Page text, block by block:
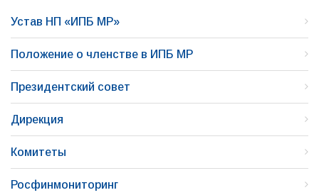
Устав НП «ИПБ МР»
Положение о членстве в ИПБ МР
Президентский совет
Дирекция
Комитеты
Росфинмониторинг